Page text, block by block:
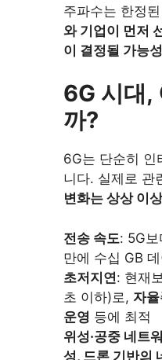
주파수는 한정
와 기업이 먼저
이 결정될 가능
6G 시대,
까?
6G는 단순히 인
니다. 실제로 관
변화는 상상 이상
전송 속도: 5G보
만에 수십 GB
초저지연: 현재
초 이하)로, 자
운영 등에 최적
위성·공중 네트
성, 드론 기반의